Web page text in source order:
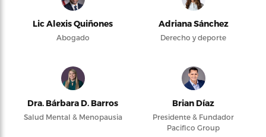
Lic Alexis Quiñones
Abogado
Adriana Sánchez
Derecho y deporte
Dra. Bárbara D. Barros
Salud Mental & Menopausia
Brian Díaz
Presidente & Fundador
Pacifico Group